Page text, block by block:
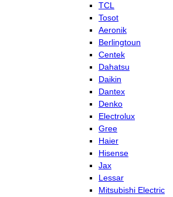
TCL
Tosot
Aeronik
Berlingtoun
Centek
Dahatsu
Daikin
Dantex
Denko
Electrolux
Gree
Haier
Hisense
Jax
Lessar
Mitsubishi Electric